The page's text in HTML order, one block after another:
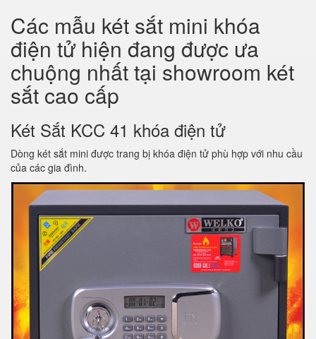
Các mẫu két sắt mini khóa
điện tử hiện đang được ưa
chuộng nhất tại showroom két
sắt cao cấp
Két Sắt KCC 41 khóa điện tử
Dòng két sắt mini được trang bị khóa điện tử phù hợp với nhu cầu
của các gia đình.